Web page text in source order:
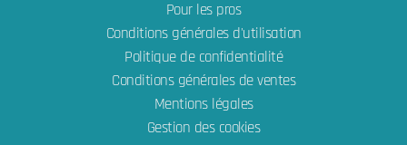
Pour les pros
Conditions générales d'utilisation
Politique de confidentialité
Conditions générales de ventes
Mentions légales
Gestion des cookies